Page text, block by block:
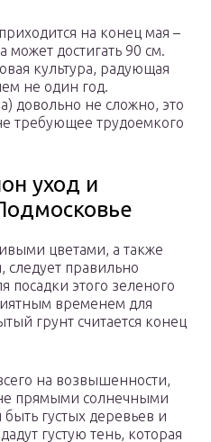
на конец мая –
может достигать 90 см.
культура, радующая
не один год.
довольно не сложно, это
требующее трудоемкого
уход и
цветами, а также
следует правильно
посадки этого зеленого
временем для
грунт считается конец
на возвышенности,
прямыми солнечными
густых деревьев и
густую тень, которая